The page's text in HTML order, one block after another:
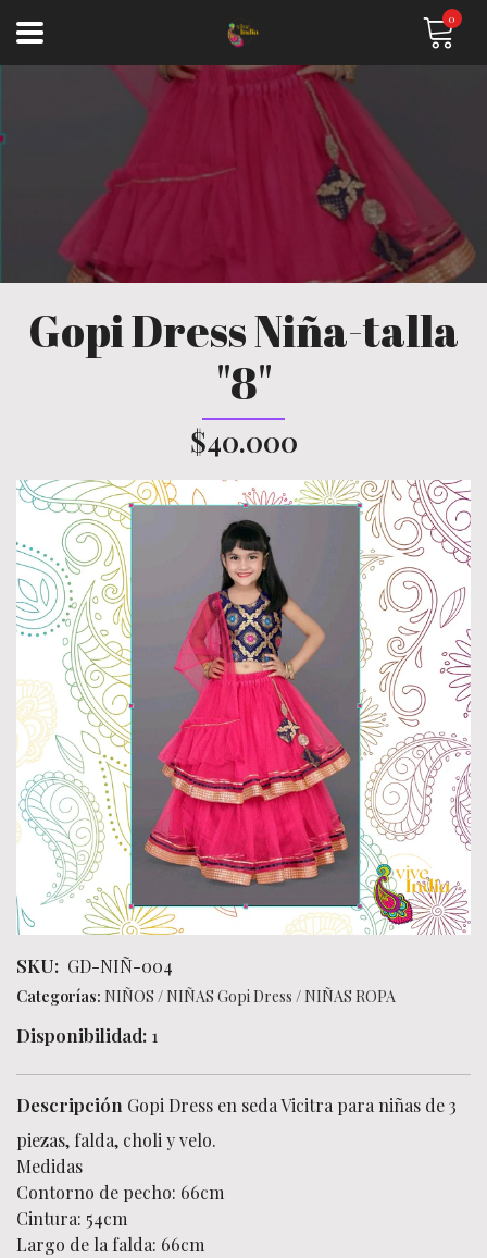
0
Gopi Dress Niña-talla
"8"
$40.000
SKU: GD-NIÑ-004
Categorías: NIÑOS / NIÑAS Gopi Dress / NIÑAS ROPA
Disponibilidad: 1
Descripción Gopi Dress en seda Vicitra para niñas de 3
piezas, falda, choli y velo.
Medidas
Contorno de pecho: 66cm
Cintura: 54cm
Largo de la falda: 66cm